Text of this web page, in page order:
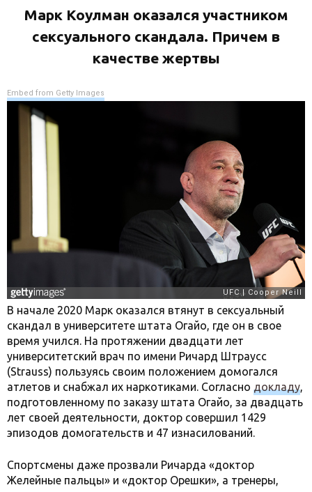
Марк Коулман оказался участником
сексуального скандала. Причем в
качестве жертвы
Embed from Getty Images
В начале 2020 Марк оказался втянут в сексуальный
скандал в университете штата Огайо, где он в свое
время учился. На протяжении двадцати лет
университетский врач по имени Ричард Штраусс
(Strauss) пользуясь своим положением домогался
атлетов и снабжал их наркотиками. Согласно докладу,
подготовленному по заказу штата Огайо, за двадцать
лет своей деятельности, доктор совершил 1429
эпизодов домогательств и 47 изнасилований.
Спортсмены даже прозвали Ричарда «доктор
Желейные пальцы» и «доктор Орешки», а тренеры,